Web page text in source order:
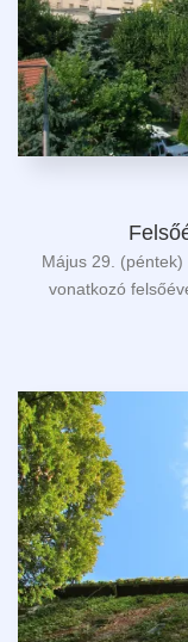
Május 29.
vonatkozó